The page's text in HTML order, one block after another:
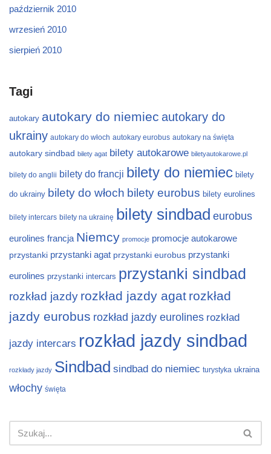
październik 2010
wrzesień 2010
sierpień 2010
Tagi
autokary autokary do niemiec autokary do
ukrainy autokary do włoch autokary eurobus autokary na święta
autokary sindbad bilety agat bilety autokarowe biletyautokarowe.pl
bilety do anglii bilety do francji bilety do niemiec bilety
do ukrainy bilety do włoch bilety eurobus bilety eurolines
bilety intercars bilety na ukrainę bilety sindbad eurobus
eurolines francja Niemcy promocje promocje autokarowe
przystanki przystanki agat przystanki eurobus przystanki
eurolines przystanki intercars przystanki sindbad
rozkład jazdy rozkład jazdy agat rozkład
jazdy eurobus rozkład jazdy eurolines rozkład
jazdy intercars rozkład jazdy sindbad
rozkłady jazdy Sindbad sindbad do niemiec turystyka ukraina
włochy święta